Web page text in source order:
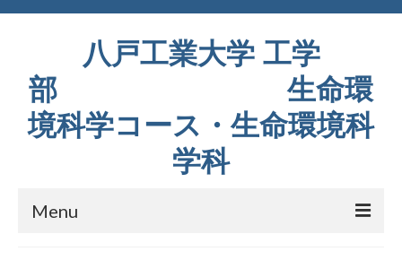
八戸工業大学 工学
部 生命環
境科学コース・生命環境科
学科
Menu